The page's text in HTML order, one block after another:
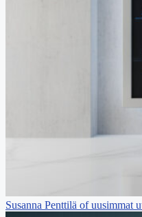
Susanna Penttilä of uusimmat